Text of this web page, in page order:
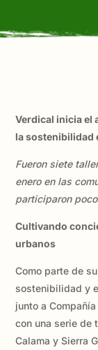
Verdical inicia el
la sostenibilidad
Fueron siete
enero en las
participaron
Cultivando
urbanos
Como parte de
sostenibilidad y
junto a
con una serie de
Calama y Sierra